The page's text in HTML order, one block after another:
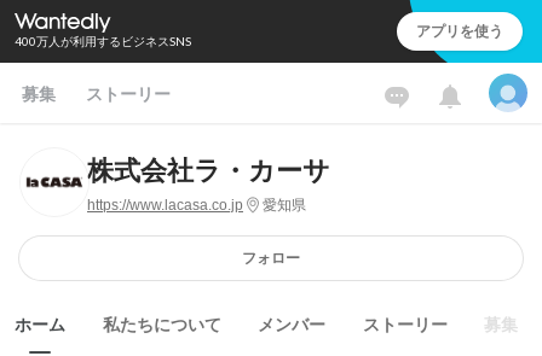
400万人が利用するビジネスSNS アプリを使う
募集 ストーリー
株式会社ラ・カーサ
https://www.lacasa.co.jp 愛知県
フォロー
ホーム 私たちについて メンバー ストーリー 募集